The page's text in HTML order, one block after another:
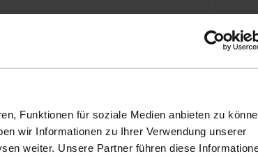
Funktionen für soziale Medien anbieten zu
wir Informationen zu Ihrer Verwendung unserer
weiter. Unsere Partner führen diese